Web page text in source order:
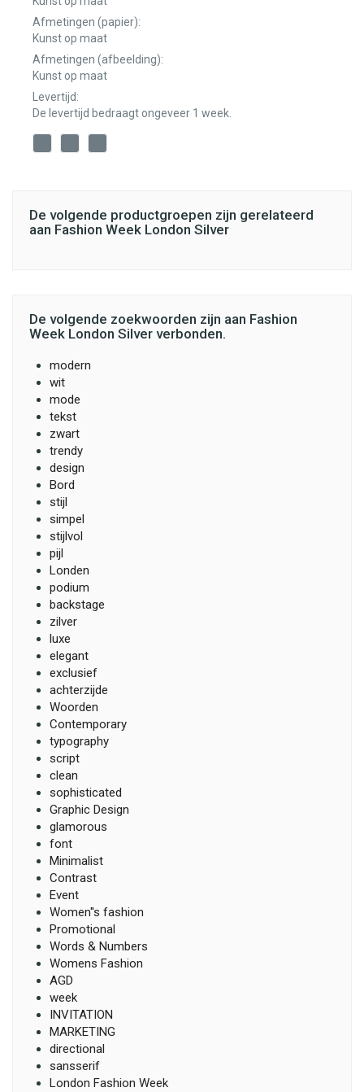
Afmetingen (papier):
Kunst op maat
Afmetingen (afbeelding):
Kunst op maat
Levertijd:
De levertijd bedraagt ongeveer 1 week.
De volgende productgroepen zijn gerelateerd
aan Fashion Week London Silver
De volgende zoekwoorden zijn aan Fashion
Week London Silver verbonden.
modern
wit
mode
tekst
zwart
trendy
design
Bord
stijl
simpel
stijlvol
pijl
Londen
podium
backstage
zilver
luxe
elegant
exclusief
achterzijde
Woorden
Contemporary
typography
script
clean
sophisticated
Graphic Design
glamorous
font
Minimalist
Contrast
Event
Women''s fashion
Promotional
Words & Numbers
Womens Fashion
AGD
week
INVITATION
MARKETING
directional
sansserif
London Fashion Week